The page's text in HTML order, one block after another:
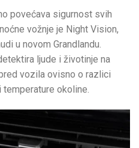
povećava sigurnost svih
vožnje je Night Vision,
u novom Grandlandu.
ljude i životinje na
vozila ovisno o razlici
okoline.